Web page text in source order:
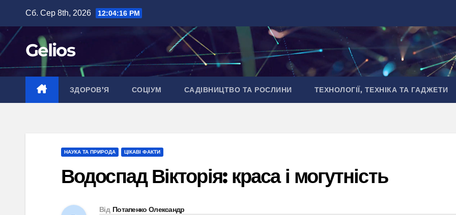
вмісту
Сб. Сер 8th, 2026 12:04:17 PM
Gelios
ЗДОРОВ’Я СОЦІУМ САДІВНИЦТВО ТА РОСЛИНИ ТЕХНОЛОГІЇ, ТЕХНІКА ТА ГАДЖЕТИ
НАУКА ТА ПРИРОДА ЦІКАВІ ФАКТИ
Водоспад Вікторія: краса і могутність
Від Потапенко Олександр